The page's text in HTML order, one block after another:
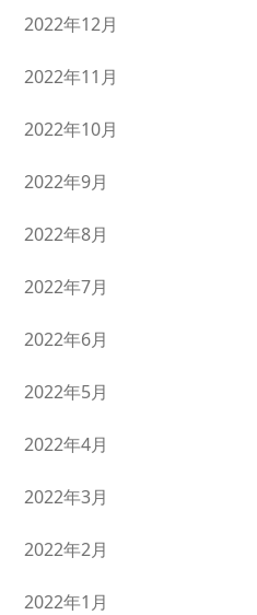
2022年12月
2022年11月
2022年10月
2022年9月
2022年8月
2022年7月
2022年6月
2022年5月
2022年4月
2022年3月
2022年2月
2022年1月